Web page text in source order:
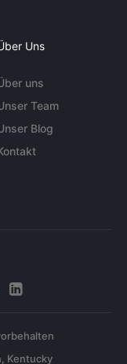
Uns
uns
Team
Blog